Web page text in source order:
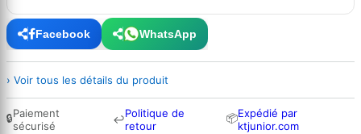
Facebook WhatsApp
› Voir tous les détails du produit
🔒Paiement
sécurisé
↩Politique de
retour
📦Expédié par
ktjunior.com